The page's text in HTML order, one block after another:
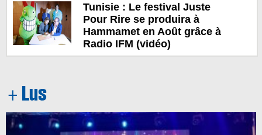
Tunisie : Le festival Juste
Pour Rire se produira à
Hammamet en Août grâce à
Radio IFM (vidéo)